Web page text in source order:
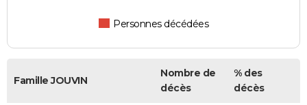
Personnes décédées
Famille JOUVIN
Nombre de
décès
% des
décès